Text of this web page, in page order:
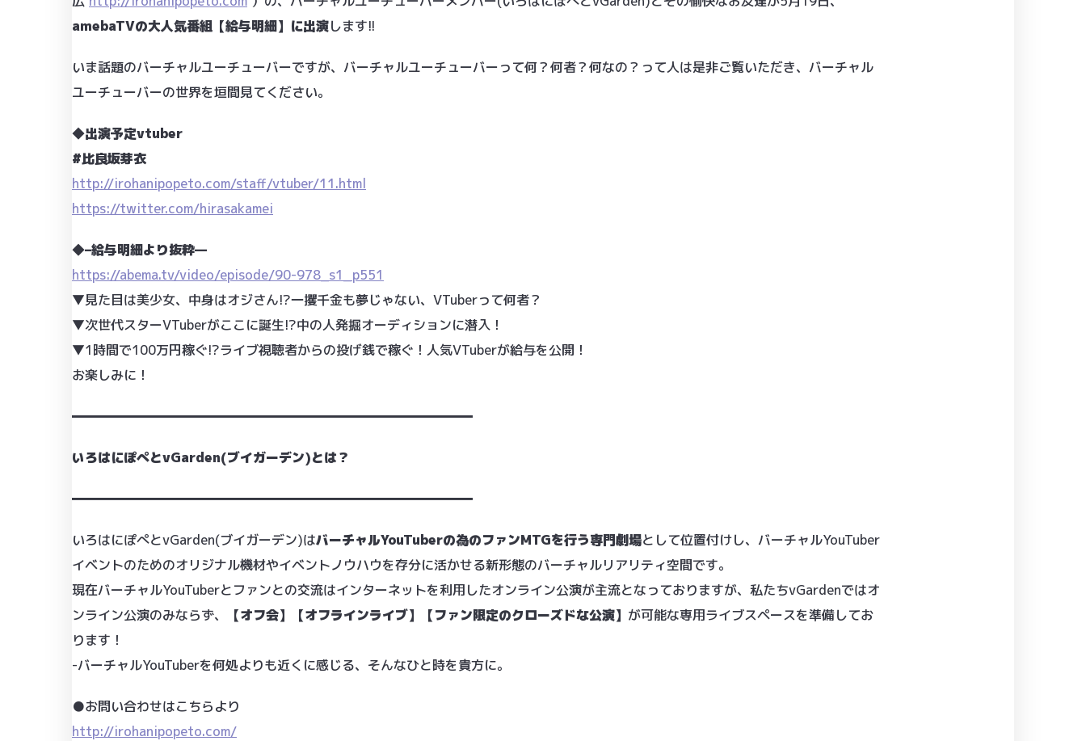
amebaTVの大人気番組【給与明細】に出演します!!
いま話題のバーチャルユーチューバーですが、バーチャルユーチューバーって何？何者？何なの？って人は是非ご覧いただき、バーチャル
ユーチューバーの世界を垣間見てください。
◆出演予定vtuber
#比良坂芽衣
http://irohanipopeto.com/staff/vtuber/11.html
https://twitter.com/hirasakamei
◆–給与明細より抜粋—
https://abema.tv/video/episode/90-978_s1_p551
▼見た目は美少女、中身はオジさん!?一攫千金も夢じゃない、VTuberって何者？
▼次世代スターVTuberがここに誕生!?中の人発掘オーディションに潜入！
▼1時間で100万円稼ぐ!?ライブ視聴者からの投げ銭で稼ぐ！人気VTuberが給与を公開！
お楽しみに！
━━━━━━━━━━━━━━━━━━━━━━━━━━━━━━━
いろはにぽぺとvGarden(ブイガーデン)とは？
━━━━━━━━━━━━━━━━━━━━━━━━━━━━━━━
いろはにぽぺとvGarden(ブイガーデン)はバーチャルYouTuberの為のファンMTGを行う専門劇場として位置付けし、バーチャルYouTuber
イベントのためのオリジナル機材やイベントノウハウを存分に活かせる新形態のバーチャルリアリティ空間です。
現在バーチャルYouTuberとファンとの交流はインターネットを利用したオンライン公演が主流となっておりますが、私たちvGardenではオ
ンライン公演のみならず、
【オフ会】【オフラインライブ】【ファン限定のクローズドな公演】 が可能な専用ライブスペースを準備してお
ります！
-バーチャルYouTuberを何処よりも近くに感じる、そんなひと時を貴方に。
●お問い合わせはこちらより
http://irohanipopeto.com/